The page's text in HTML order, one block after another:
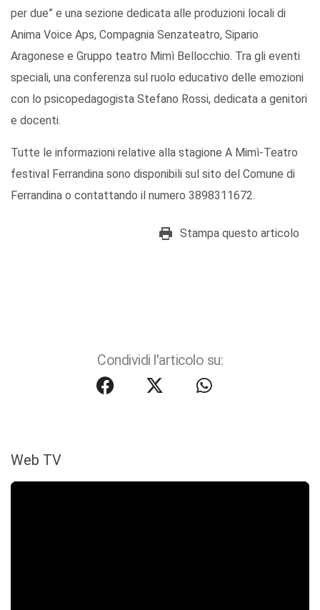
per due” e una sezione dedicata alle produzioni locali di
Anima Voice Aps, Compagnia Senzateatro, Sipario
Aragonese e Gruppo teatro Mimì Bellocchio. Tra gli eventi
speciali, una conferenza sul ruolo educativo delle emozioni
con lo psicopedagogista Stefano Rossi, dedicata a genitori
e docenti.
Tutte le informazioni relative alla stagione A Mimì-Teatro
festival Ferrandina sono disponibili sul sito del Comune di
Ferrandina o contattando il numero 3898311672.
Stampa questo articolo
Condividi l'articolo su:
Web TV